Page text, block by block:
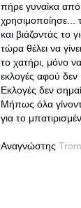
πήρε γυναίκα από
χρησιμοποίησε...
και βιάζοντάς το
τώρα θέλει να
το χατήρι, μόνο
εκλογές αφού
Εκλογές δεν
Μήπως όλα
για το
Αναγνώστης